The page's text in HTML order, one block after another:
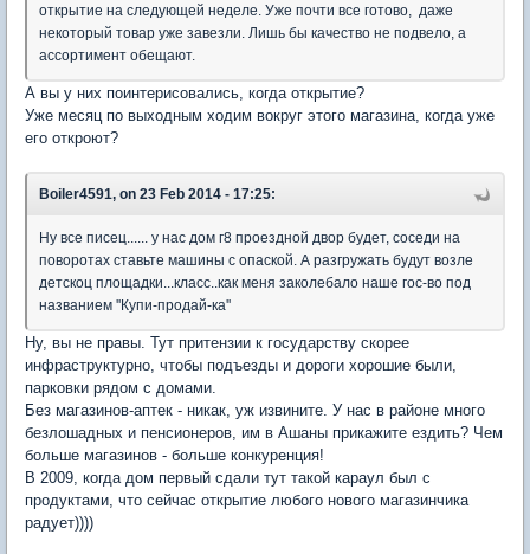
открытие на следующей неделе. Уже почти все готово, даже
некоторый товар уже завезли. Лишь бы качество не подвело, а
ассортимент обещают.
А вы у них поинтерисовались, когда открытие?
Уже месяц по выходным ходим вокруг этого магазина, когда уже
его откроют?
Boiler4591, on 23 Feb 2014 - 17:25:
Ну все писец...... у нас дом г8 проездной двор будет, соседи на
поворотах ставьте машины с опаской. А разгружать будут возле
детскоц площадки...класс..как меня заколебало наше гос-во под
названием ''Купи-продай-ка''
Ну, вы не правы. Тут притензии к государству скорее
инфраструктурно, чтобы подъезды и дороги хорошие были,
парковки рядом с домами.
Без магазинов-аптек - никак, уж извините. У нас в районе много
безлошадных и пенсионеров, им в Ашаны прикажите ездить? Чем
больше магазинов - больше конкуренция!
В 2009, когда дом первый сдали тут такой караул был с
продуктами, что сейчас открытие любого нового магазинчика
радует))))